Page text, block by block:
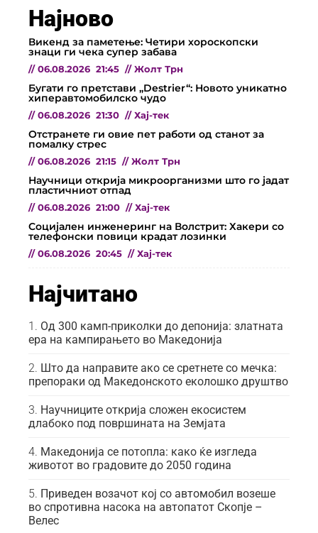
Најново
Викенд за паметење: Четири хороскопски
знаци ги чека супер забава
// 06.08.2026 21:45 // Жолт Трн
Бугати го претстави „Destrier“: Новото уникатно
хиперавтомобилско чудо
// 06.08.2026 21:30 // Хај-тек
Отстранете ги овие пет работи од станот за
помалку стрес
// 06.08.2026 21:15 // Жолт Трн
Научници открија микроорганизми што го јадат
пластичниот отпад
// 06.08.2026 21:00 // Хај-тек
Социјален инженеринг на Волстрит: Хакери со
телефонски повици крадат лозинки
// 06.08.2026 20:45 // Хај-тек
Најчитано
Од 300 камп-приколки до депонија: златната
ера на кампирањето во Македонија
Што да направите ако се сретнете со мечка:
препораки од Македонското еколошко друштво
Научниците открија сложен екосистем
длабоко под површината на Земјата
Македонија се потопла: како ќе изгледа
животот во градовите до 2050 година
Приведен возачот кој со автомобил возеше
во спротивна насока на автопатот Скопје –
Велес